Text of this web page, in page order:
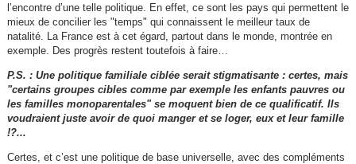
l’encontre d’une telle politique. En effet, ce sont les pays qui permettent le
mieux de concilier les "temps" qui connaissent le meilleur taux de
natalité. La France est à cet égard, partout dans le monde, montrée en
exemple. Des progrès restent toutefois à faire…
P.S. : Une politique familiale ciblée serait stigmatisante : certes, mais
"certains groupes cibles comme par exemple les enfants pauvres ou
les familles monoparentales" se moquent bien de ce qualificatif. Ils
voudraient juste avoir de quoi manger et se loger, eux et leur famille
!?...
Certes, et c’est une politique de base universelle, avec des compléments